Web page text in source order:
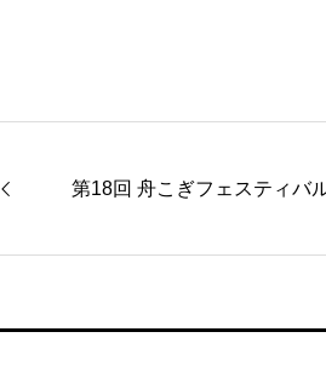
第18回 舟こぎフェスティバ